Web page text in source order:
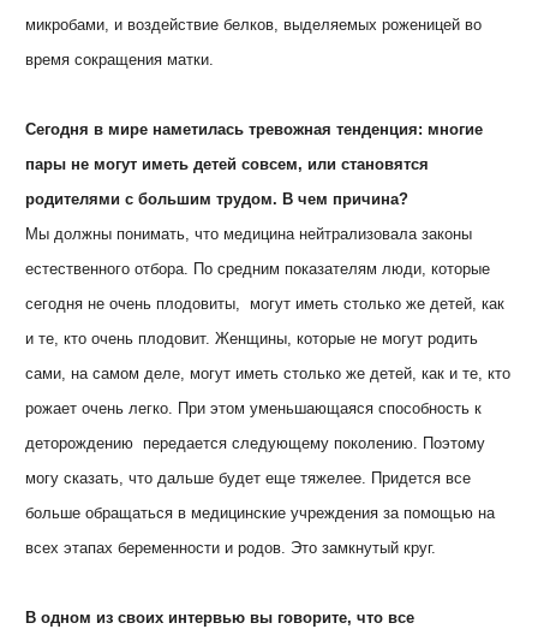
микробами, и воздействие белков, выделяемых роженицей во
время сокращения матки.
Сегодня в мире наметилась тревожная тенденция: многие
пары не могут иметь детей совсем, или становятся
родителями с большим трудом. В чем причина?
Мы должны понимать, что медицина нейтрализовала законы
естественного отбора. По средним показателям люди, которые
сегодня не очень плодовиты, могут иметь столько же детей, как
и те, кто очень плодовит. Женщины, которые не могут родить
сами, на самом деле, могут иметь столько же детей, как и те, кто
рожает очень легко. При этом уменьшающаяся способность к
деторождению передается следующему поколению. Поэтому
могу сказать, что дальше будет еще тяжелее. Придется все
больше обращаться в медицинские учреждения за помощью на
всех этапах беременности и родов. Это замкнутый круг.
В одном из своих интервью вы говорите, что все